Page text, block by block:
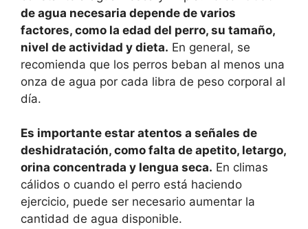
de agua necesaria depende de varios
factores, como la edad del perro, su tamaño,
nivel de actividad y dieta. En general, se
recomienda que los perros beban al menos una
onza de agua por cada libra de peso corporal al
día.
Es importante estar atentos a señales de
deshidratación, como falta de apetito, letargo,
orina concentrada y lengua seca. En climas
cálidos o cuando el perro está haciendo
ejercicio, puede ser necesario aumentar la
cantidad de agua disponible.